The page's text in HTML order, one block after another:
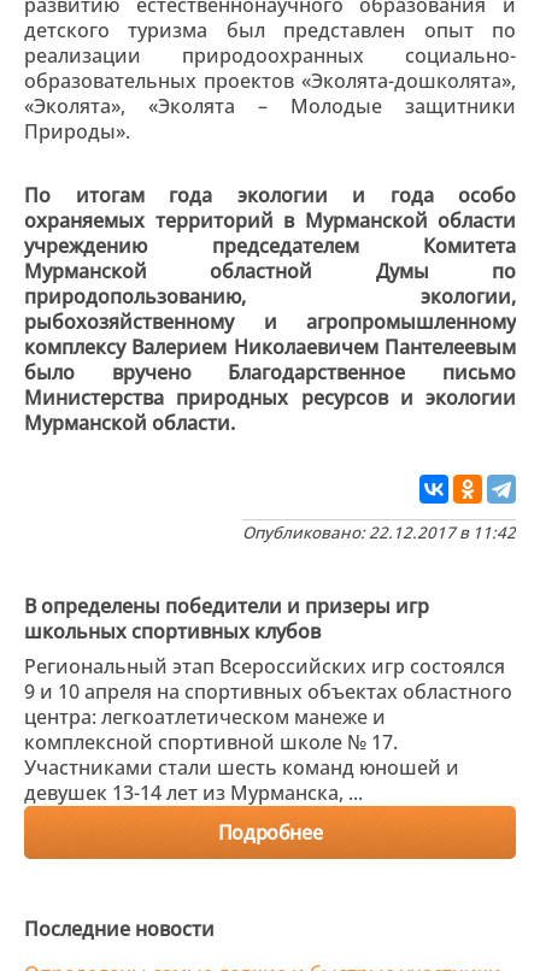
детского туризма был представлен опыт по
реализации природоохранных социально-
образовательных проектов «Эколята-дошколята»,
«Эколята», «Эколята – Молодые защитники
Природы».
По итогам года экологии и года особо
охраняемых территорий в Мурманской области
учреждению председателем Комитета
Мурманской областной Думы по
природопользованию, экологии,
рыбохозяйственному и агропромышленному
комплексу Валерием Николаевичем Пантелеевым
было вручено Благодарственное письмо
Министерства природных ресурсов и экологии
Мурманской области.
Опубликовано: 22.12.2017 в 11:42
В определены победители и призеры игр
школьных спортивных клубов
Региональный этап Всероссийских игр состоялся
9 и 10 апреля на спортивных объектах областного
центра: легкоатлетическом манеже и
комплексной спортивной школе № 17.
Участниками стали шесть команд юношей и
девушек 13-14 лет из Мурманска, ...
Подробнее
Последние новости